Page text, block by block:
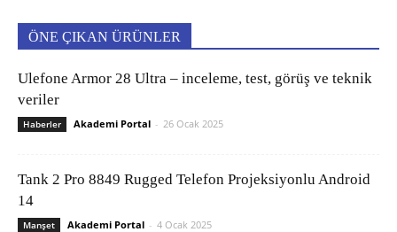
ÖNE ÇIKAN ÜRÜNLER
Ulefone Armor 28 Ultra – inceleme, test, görüş ve teknik
veriler
Haberler Akademi Portal - 26 Ocak 2025
Tank 2 Pro 8849 Rugged Telefon Projeksiyonlu Android
14
Manşet Akademi Portal - 4 Ocak 2025